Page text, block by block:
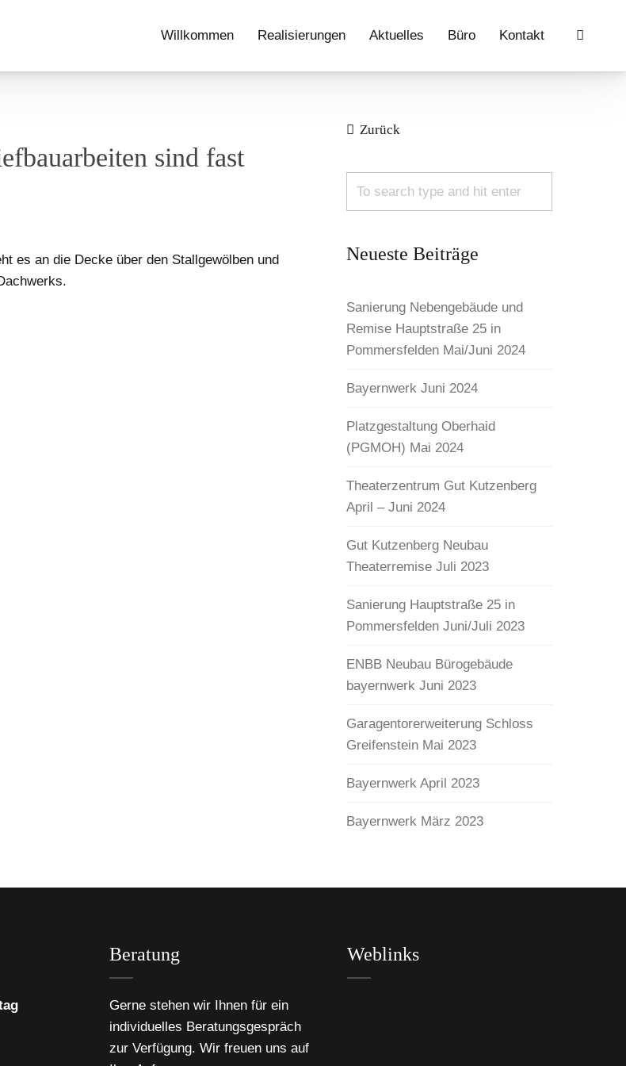
Willkommen Realisierungen Aktuelles Büro Kontakt
sind fast
es an die Decke über den Stallgewölben und
Zurück
Neueste Beiträge
Sanierung Nebengebäude und
Remise Hauptstraße 25 in
Pommersfelden Mai/Juni 2024
Bayernwerk Juni 2024
Platzgestaltung Oberhaid
(PGMOH) Mai 2024
Theaterzentrum Gut Kutzenberg
April – Juni 2024
Gut Kutzenberg Neubau
Theaterremise Juli 2023
Sanierung Hauptstraße 25 in
Pommersfelden Juni/Juli 2023
ENBB Neubau Bürogebäude
bayernwerk Juni 2023
Garagentorerweiterung Schloss
Greifenstein Mai 2023
Bayernwerk April 2023
Bayernwerk März 2023
Beratung
Gerne stehen wir Ihnen für ein
individuelles Beratungsgespräch
zur Verfügung. Wir freuen uns auf
Weblinks